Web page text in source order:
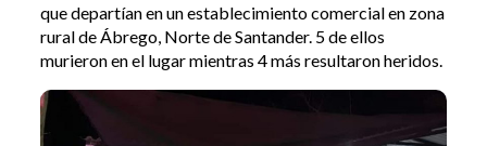
que departían en un establecimiento comercial en zona
rural de Ábrego, Norte de Santander. 5 de ellos
murieron en el lugar mientras 4 más resultaron heridos.